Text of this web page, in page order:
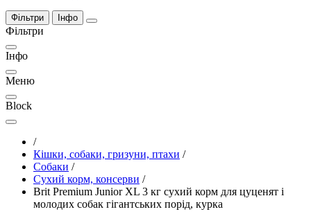
Фільтри Інфо
Фільтри
Інфо
Меню
Block
/
Кішки, собаки, гризуни, птахи /
Собаки /
Сухий корм, консерви /
Brit Premium Junior XL 3 кг сухий корм для цуценят і
молодих собак гігантських порід, курка